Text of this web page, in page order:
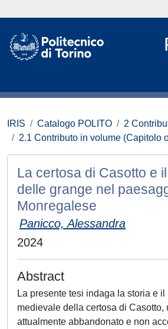
IRIS Catalogo POLITO
2
2.1 Contributo in volume (Capitolo
La certosa di Casotto e
delle grange nel
Monregalese
Panicco, Alessandra
2024
Abstract
La presente tesi indaga la storia e
medievale della certosa di Casotto,
attualmente abbandonato e non